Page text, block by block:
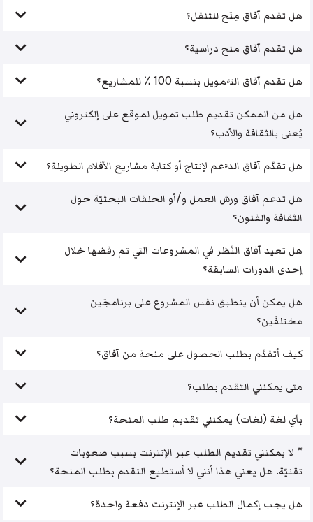
هل تقدم آفاق مِنَح للتنقل؟
هل تقدم آفاق منح دراسية؟
هل تقدم آفاق التَّمويل بنسبة 100 ٪ للمشاريع؟
هل من الممكن تقديم طلب تمويل لموقع على إلكتروني
يُعنى بالثقافة والأدب؟
هل تقدّم آفاق الدَّعم لإنتاج أو كتابة مشاريع الأفلام الطويلة؟
هل تدعم آفاق ورش العمل و/أو الحلقات البحثيّة حول
الثقافة والفنون؟
هل تعيد آفاق النّظر في المشروعات التي تم رفضها خلال
إحدى الدورات السابقة؟
هل يمكن أن ينطبق نفس المشروع على برنامجَين
مختلفَين؟
كيف أتقدّم بطلب الحصول على منحة من آفاق؟
متى يمكنني التقدم بطلب؟
بأي لغة (لغات) يمكنني تقديم طلب المنحة؟
* لا يمكنني تقديم الطلب عبر الإنترنت بسبب صعوبات
تقنيّة. هل يعني هذا أنني لا أستطيع التقدم بطلب المنحة؟
هل يجب إكمال الطلب عبر الإنترنت دفعة واحدة؟